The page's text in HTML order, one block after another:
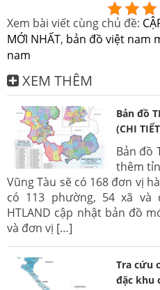
Xem bài viết cùng chủ đề:
MỚI NHẤT, bản đồ việt nam
nam
XEM THÊM
Bản đồ
(CHI
Bản đồ
thêm
Vũng Tàu sẽ có 168 đơn vị
có 113 phường, 54 xã và
HTLAND cập nhật bản đồ
và đơn vị […]
Tra cứu
đặc khu